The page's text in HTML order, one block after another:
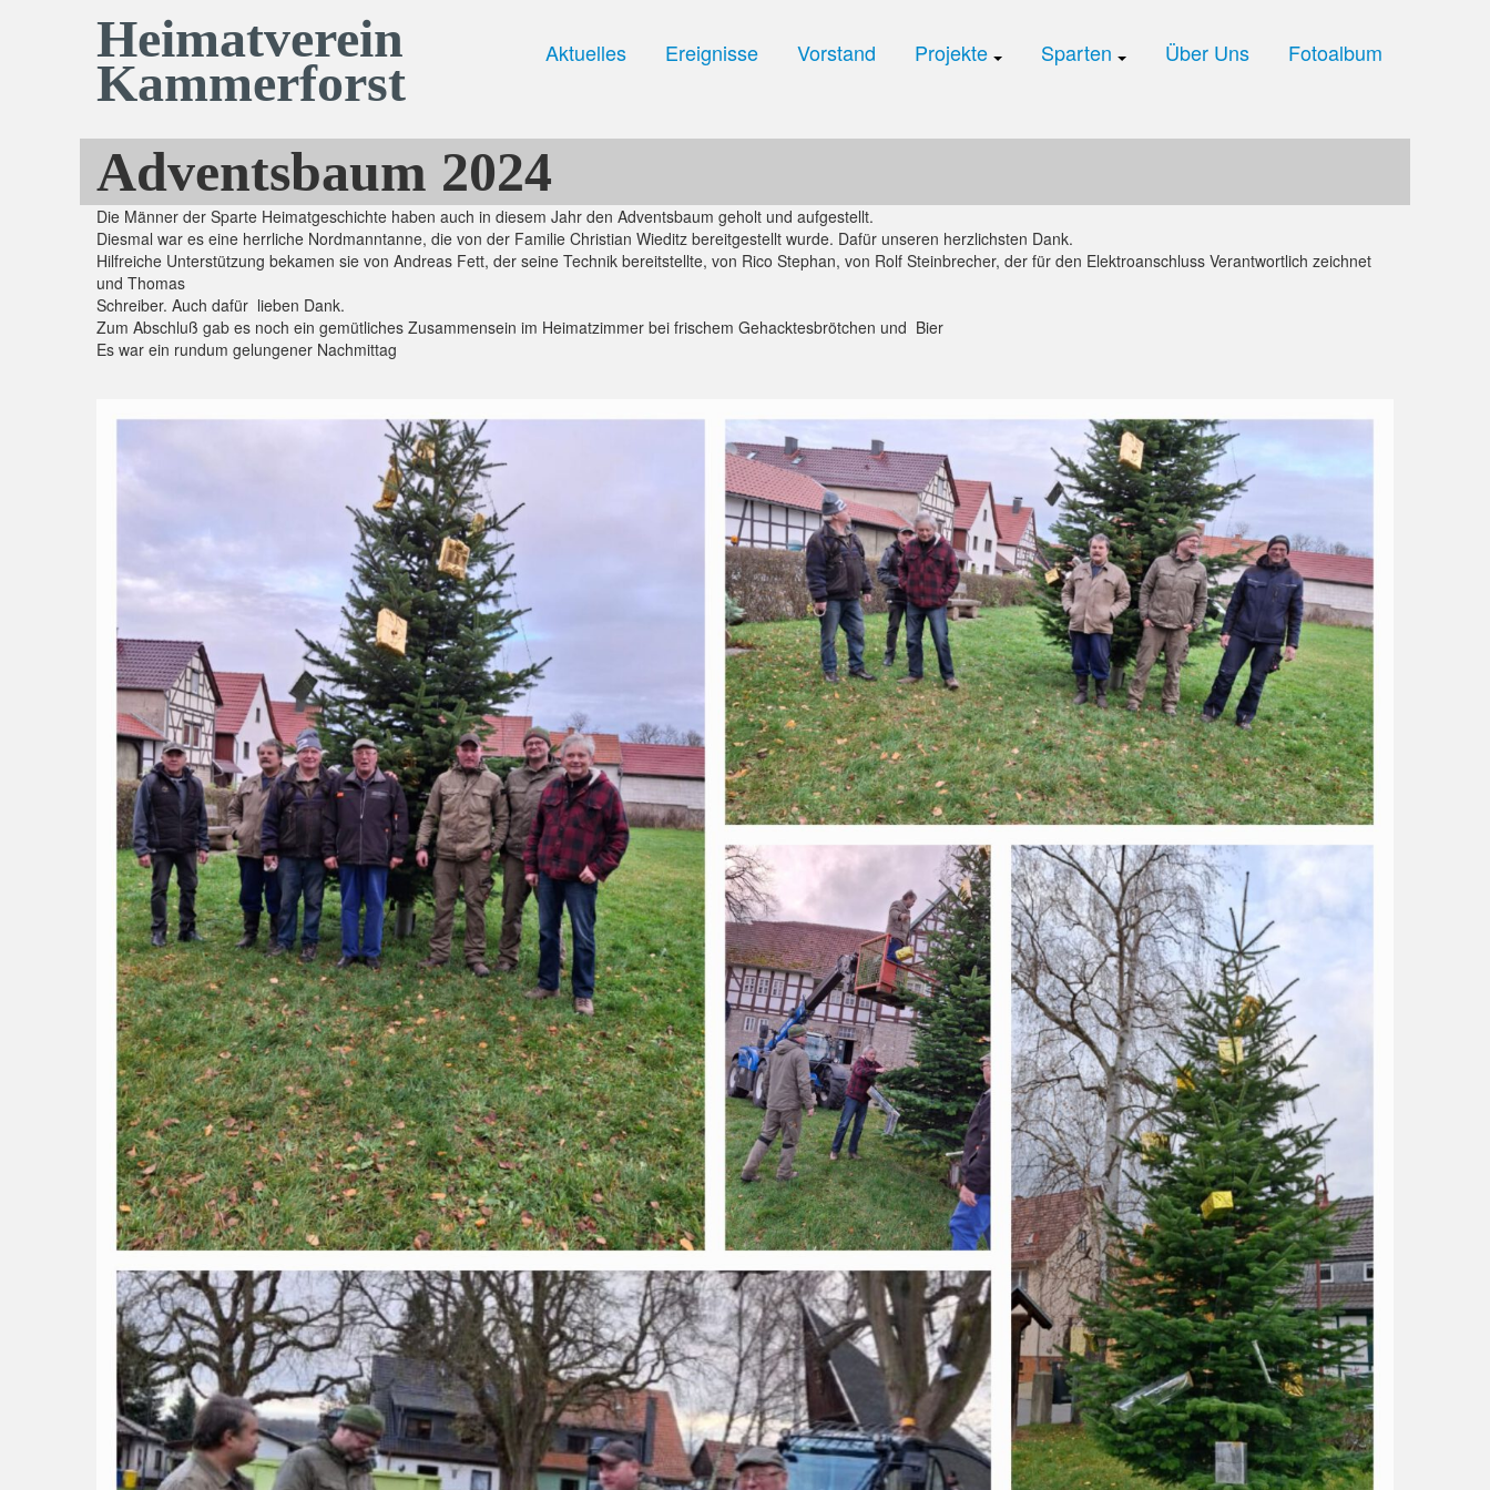
Heimatverein
Kammerforst
Aktuelles Ereignisse Vorstand Projekte Sparten Über Uns Fotoalbum
Adventsbaum 2024
Die Männer der Sparte Heimatgeschichte haben auch in diesem Jahr den Adventsbaum geholt und aufgestellt.
Diesmal war es eine herrliche Nordmanntanne, die von der Familie Christian Wieditz bereitgestellt wurde. Dafür unseren herzlichsten Dank.
Hilfreiche Unterstützung bekamen sie von Andreas Fett, der seine Technik bereitstellte, von Rico Stephan, von Rolf Steinbrecher, der für den Elektroanschluss Verantwortlich zeichnet
und Thomas
Schreiber. Auch dafür lieben Dank.
Zum Abschluß gab es noch ein gemütliches Zusammensein im Heimatzimmer bei frischem Gehacktesbrötchen und Bier
Es war ein rundum gelungener Nachmittag